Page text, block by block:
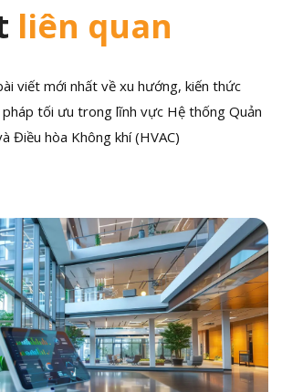
liên quan
viết mới nhất về xu hướng, kiến thức
pháp tối ưu trong lĩnh vực Hệ thống Quản
Điều hòa Không khí (HVAC)